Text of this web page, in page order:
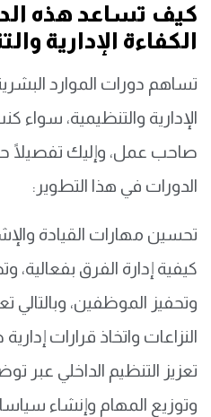
كيف تساعد هذه
الكفاءة الإدارية
تساهم دورات الموارد
الإدارية والتنظيمية، سواء
صاحب عمل، وإليك
الدورات في هذا التطوير:
تحسين مهارات القيادة
كيفية إدارة الفرق بفعالية،
وتحفيز الموظفين، وبالتالي
النزاعات واتخاذ قرارات
تعزيز التنظيم الداخلي عبر
وتوزيع المهام وإنشاء